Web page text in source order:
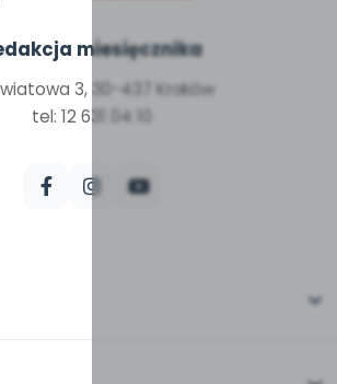
miesięcznika
3, 30-437 Kraków
tel: 12 631 04 10